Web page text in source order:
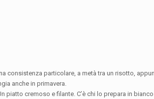
consistenza particolare, a metà tra un risotto,
anche in primavera.
piatto cremoso e filante. C’è chi lo prepara in